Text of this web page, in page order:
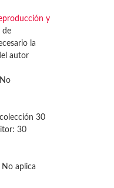
y
de
la
autor
No
30
30
No aplica